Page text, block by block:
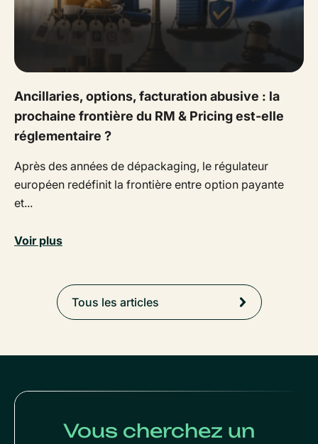
Ancillaries, options, facturation abusive : la
prochaine frontière du RM & Pricing est-elle
réglementaire ?
Après des années de dépackaging, le régulateur
européen redéfinit la frontière entre option payante
et...
Voir plus
Tous les articles
Vous cherchez un